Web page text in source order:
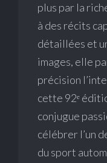
plus par la
à des récits
détaillées et
images, elle
précision
cette 92ᵉ
conjugue
célébrer l’un
du sport